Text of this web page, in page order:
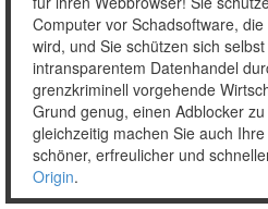
Computer vor Schadsoftware,
wird, und Sie schützen sich
intransparentem Datenhandel
grenzkriminell vorgehende
Grund genug, einen Adblocker
gleichzeitig machen Sie auch
schöner, erfreulicher und
Origin.